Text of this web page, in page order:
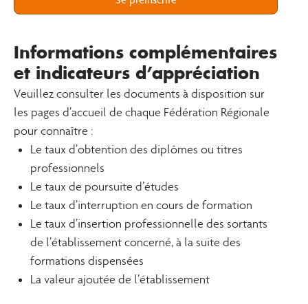
Informations complémentaires
et indicateurs d’appréciation
Veuillez consulter les documents à disposition sur
les pages d’accueil de chaque Fédération Régionale
pour connaître :
Le taux d’obtention des diplômes ou titres
professionnels
Le taux de poursuite d’études
Le taux d’interruption en cours de formation
Le taux d’insertion professionnelle des sortants
de l’établissement concerné, à la suite des
formations dispensées
La valeur ajoutée de l’établissement